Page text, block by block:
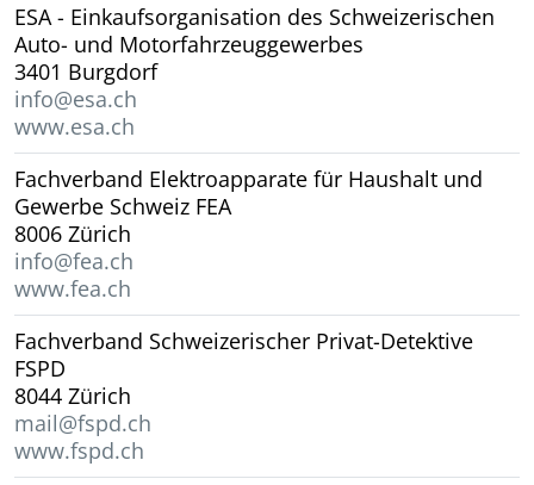
ESA - Einkaufsorganisation des Schweizerischen
Auto- und Motorfahrzeuggewerbes
3401 Burgdorf
info@esa.ch
www.esa.ch
Fachverband Elektroapparate für Haushalt und
Gewerbe Schweiz FEA
8006 Zürich
info@fea.ch
www.fea.ch
Fachverband Schweizerischer Privat-Detektive
FSPD
8044 Zürich
mail@fspd.ch
www.fspd.ch